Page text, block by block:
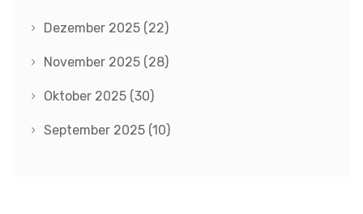
Dezember 2025 (22)
November 2025 (28)
Oktober 2025 (30)
September 2025 (10)